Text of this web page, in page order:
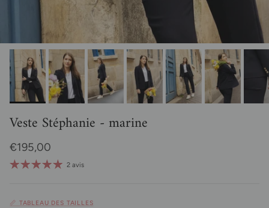
Veste Stéphanie - marine
Prix habituel
€195,00
2 avis
📏 TABLEAU DES TAILLES